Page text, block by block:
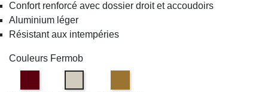
Confort renforcé avec dossier droit et accoudoirs
Aluminium léger
Résistant aux intempéries
Couleurs Fermob